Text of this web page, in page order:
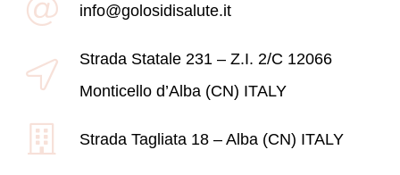
info@golosidisalute.it
Strada Statale 231 – Z.I. 2/C 12066
Monticello d’Alba (CN) ITALY
Strada Tagliata 18 – Alba (CN) ITALY